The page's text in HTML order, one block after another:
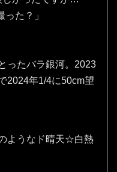
った？」
ったバラ銀河。2023
2024年1/4に50cm望
ようなド晴天☆白熱